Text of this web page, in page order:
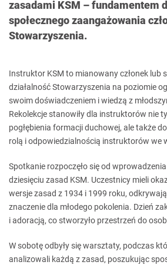
zasadami KSM – fundamentem
społecznego zaangażowania
Stowarzyszenia.
Instruktor KSM to mianowany członek lub
działalność Stowarzyszenia na poziomie
swoim doświadczeniem i wiedzą z
Rekolekcje stanowiły dla instruktorów nie
pogłębienia formacji duchowej, ale także
rolą i odpowiedzialnością instruktorów we
Spotkanie rozpoczęło się od
dziesięciu zasad KSM. Uczestnicy mieli
wersje zasad z 1934 i 1999 roku,
znaczenie dla młodego pokolenia. Dzień
i adoracją, co stworzyło przestrzeń do
W sobotę odbyły się warsztaty, podczas
analizowali każdą z zasad, poszukując